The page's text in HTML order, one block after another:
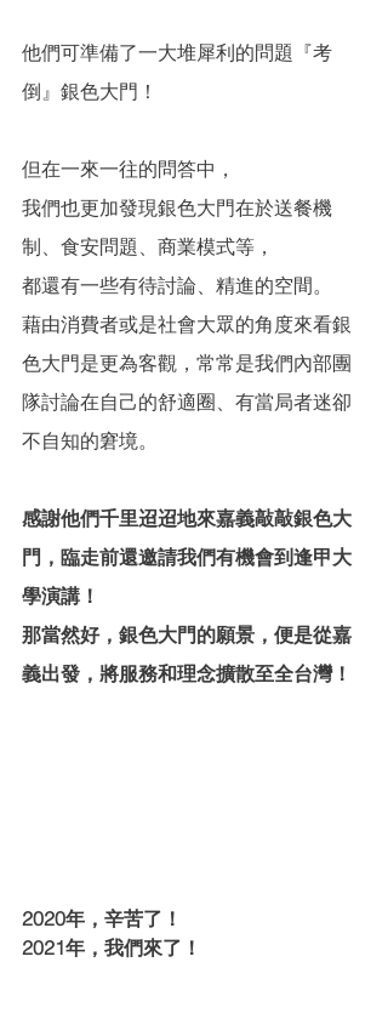
他們可準備了一大堆犀利的問題『考
倒』銀色大門！
但在一來一往的問答中，
我們也更加發現銀色大門在於送餐機
制、食安問題、商業模式等，
都還有一些有待討論、精進的空間。
藉由消費者或是社會大眾的角度來看銀
色大門是更為客觀，常常是我們內部團
隊討論在自己的舒適圈、有當局者迷卻
不自知的窘境。
感謝他們千里迢迢地來嘉義敲敲銀色大
門，臨走前還邀請我們有機會到逢甲大
學演講！
那當然好，銀色大門的願景，便是從嘉
義出發，將服務和理念擴散至全台灣！
2020年，辛苦了！
2021年，我們來了！